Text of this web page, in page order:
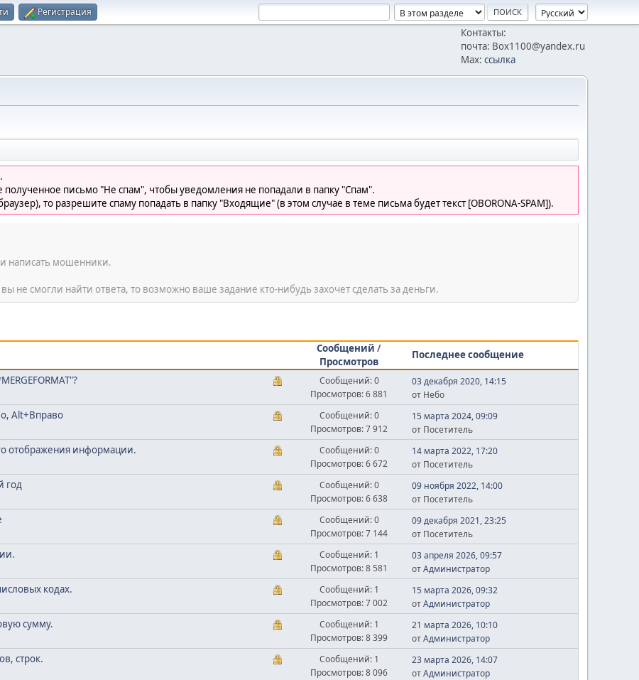
Регистрация
Контакты:
почта: Box1100@yandex.ru
Max: ссылка
полученное письмо "Не спам", чтобы уведомления не попадали в папку "Спам".
то разрешите спаму попадать в папку "Входящие" (в этом случае в теме письма будет текст [OBORONA-SPAM]).
написать мошенники.
не смогли найти ответа, то возможно ваше задание кто-нибудь захочет сделать за деньги.
Сообщений /
Просмотров
Последнее сообщение
Сообщений: 0
Просмотров: 6 881
03 декабря 2020, 14:15
от Небо
Alt+Вправо
Сообщений: 0
Просмотров: 7 912
15 марта 2024, 09:09
от Посетитель
отображения информации.
Сообщений: 0
Просмотров: 6 672
14 марта 2022, 17:20
от Посетитель
год
Сообщений: 0
Просмотров: 6 638
09 ноября 2022, 14:00
от Посетитель
Сообщений: 0
Просмотров: 7 144
09 декабря 2021, 23:25
от Посетитель
Сообщений: 1
Просмотров: 8 581
03 апреля 2026, 09:57
отАдминистратор
кодах.
Сообщений: 1
Просмотров: 7 002
15 марта 2026, 09:32
отАдминистратор
сумму.
Сообщений: 1
Просмотров: 8 399
21 марта 2026, 10:10
отАдминистратор
строк.
Сообщений: 1
Просмотров: 8 096
23 марта 2026, 14:07
отАдминистратор